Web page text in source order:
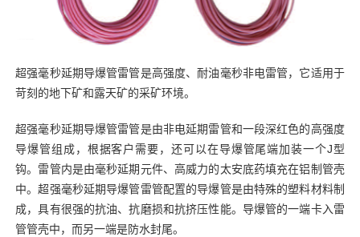
超强毫秒延期导爆管雷管是高强度、耐油毫秒非电雷管，它适用于
苛刻的地下矿和露天矿的采矿环境。
超强毫秒延期导爆管雷管是由非电延期雷管和一段深红色的高强度
导爆管组成，根据客户需要，还可以在导爆管尾端加装一个J型
钩。雷管内是由毫秒延期元件、高威力的太安底药填充在铝制管壳
中。超强毫秒延期导爆管雷管配置的导爆管是由特殊的塑料材料制
成，具有很强的抗油、抗磨损和抗挤压性能。导爆管的一端卡入雷
管管壳中，而另一端是防水封尾。